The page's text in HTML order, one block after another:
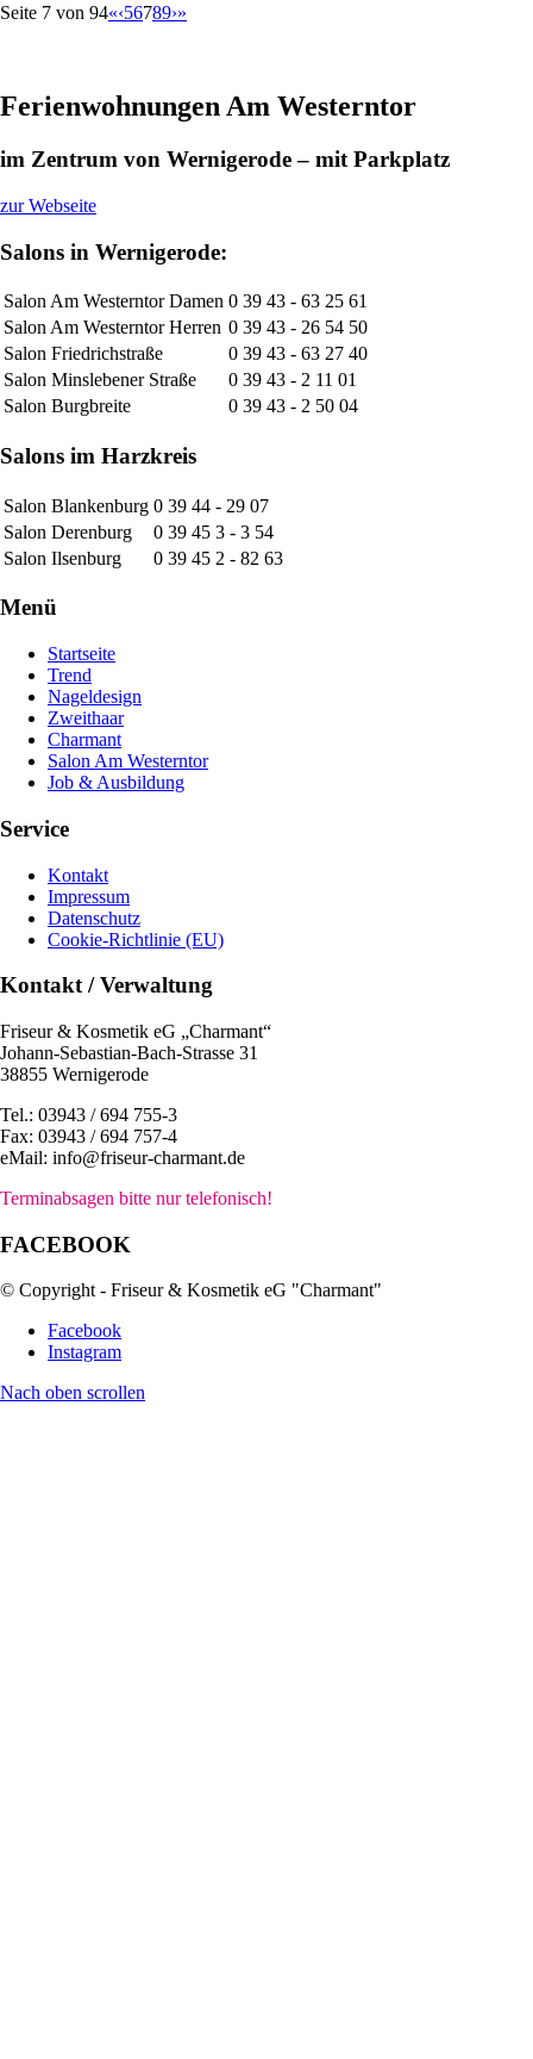
Seite 7 von 94«‹56789›»
Ferienwohnungen Am Westerntor
im Zentrum von Wernigerode – mit Parkplatz
zur Webseite
Salons in Wernigerode:
Salon Am Westerntor Damen 0 39 43 - 63 25 61
Salon Am Westerntor Herren 0 39 43 - 26 54 50
Salon Friedrichstraße
0 39 43 - 63 27 40
Salon Minslebener Straße
0 39 43 - 2 11 01
Salon Burgbreite
0 39 43 - 2 50 04
Salons im Harzkreis
Salon Blankenburg 0 39 44 - 29 07
Salon Derenburg
0 39 45 3 - 3 54
Salon Ilsenburg
0 39 45 2 - 82 63
Menü
Startseite
Trend
Nageldesign
Zweithaar
Charmant
Salon Am Westerntor
Job & Ausbildung
Service
Kontakt
Impressum
Datenschutz
Cookie-Richtlinie (EU)
Kontakt / Verwaltung
Friseur & Kosmetik eG „Charmant“
Johann-Sebastian-Bach-Strasse 31
38855 Wernigerode
Tel.: 03943 / 694 755-3
Fax: 03943 / 694 757-4
eMail: info@friseur-charmant.de
Terminabsagen bitte nur telefonisch!
FACEBOOK
© Copyright - Friseur & Kosmetik eG "Charmant"
Facebook
Instagram
Nach oben scrollen